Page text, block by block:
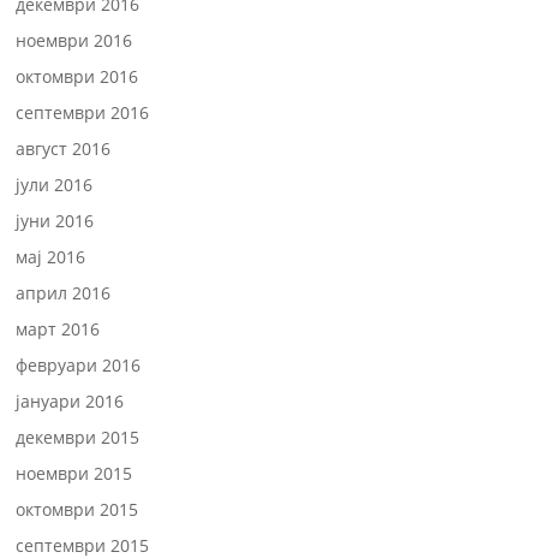
ноември 2016
октомври 2016
септември 2016
август 2016
јули 2016
јуни 2016
мај 2016
април 2016
март 2016
февруари 2016
јануари 2016
декември 2015
ноември 2015
октомври 2015
септември 2015